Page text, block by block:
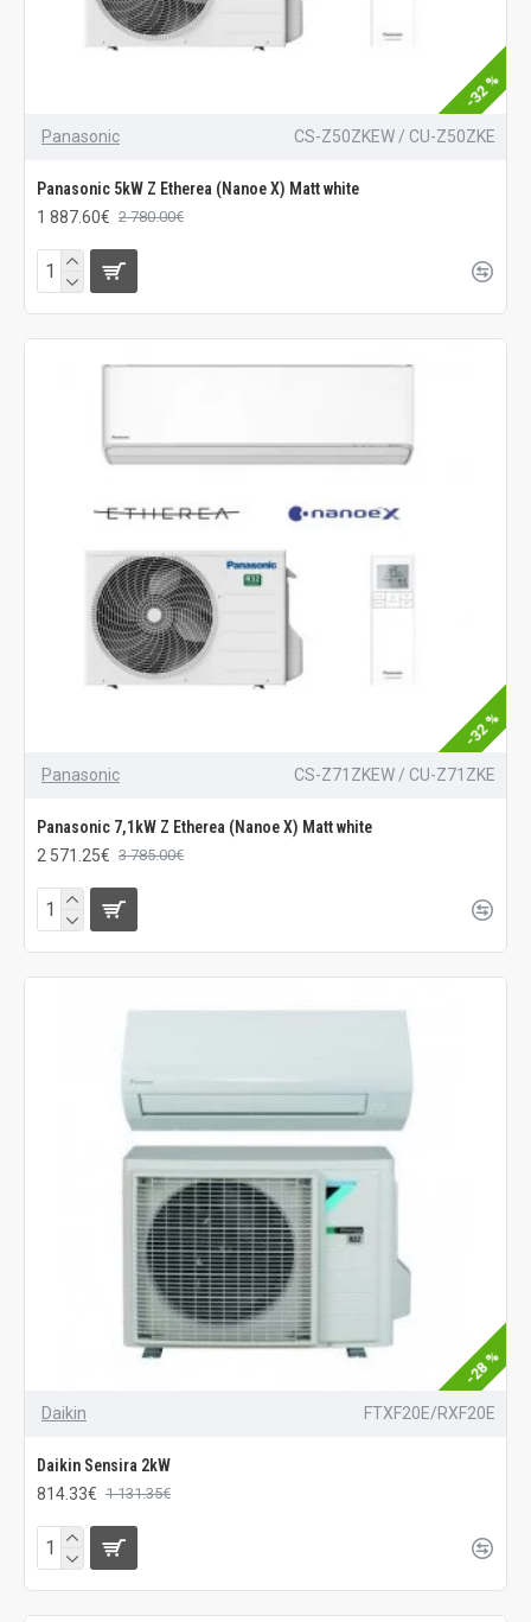
-32 %
Panasonic CS-Z50ZKEW / CU-Z50ZKE
Panasonic 5kW Z Etherea (Nanoe X) Matt white
1 887.60€ 2 780.00€
-32 %
Panasonic CS-Z71ZKEW / CU-Z71ZKE
Panasonic 7,1kW Z Etherea (Nanoe X) Matt white
2 571.25€ 3 785.00€
-28 %
Daikin FTXF20E/RXF20E
Daikin Sensira 2kW
814.33€ 1 131.35€